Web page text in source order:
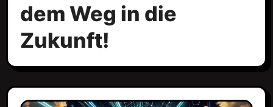
dem Weg in die
Zukunft!